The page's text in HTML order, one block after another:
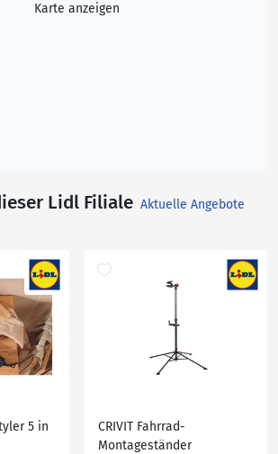
Karte anzeigen
Lidl Filiale Aktuelle Angebote
5 in
CRIVIT Fahrrad-
Montageständer